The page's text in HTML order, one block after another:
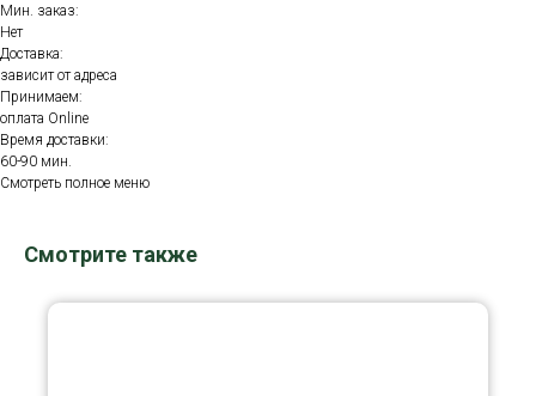
Мин. заказ:
Нет
Доставка:
зависит от адреса
Принимаем:
оплата Online
Время доставки:
60-90 мин.
Смотреть полное меню
Смотрите также